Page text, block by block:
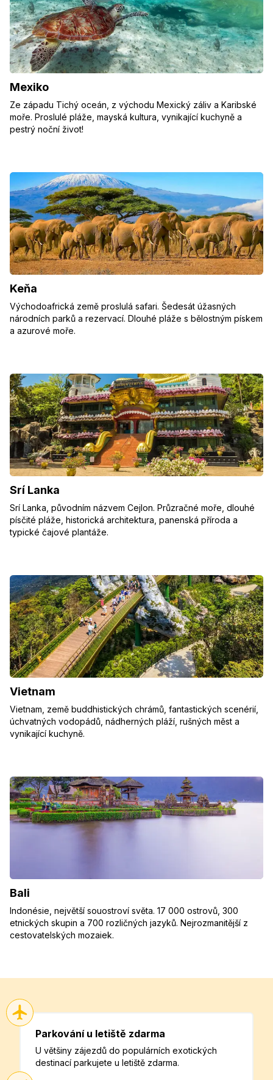
Mexiko
Ze západu Tichý oceán, z východu Mexický záliv a Karibské
moře. Proslulé pláže, mayská kultura, vynikající kuchyně a
pestrý noční život!
Keňa
Východoafrická země proslulá safari. Šedesát úžasných
národních parků a rezervací. Dlouhé pláže s bělostným pískem
a azurové moře.
Srí Lanka
Srí Lanka, původním názvem Cejlon. Průzračné moře, dlouhé
písčité pláže, historická architektura, panenská příroda a
typické čajové plantáže.
Vietnam
Vietnam, země buddhistických chrámů, fantastických scenérií,
úchvatných vodopádů, nádherných pláží, rušných měst a
vynikající kuchyně.
Bali
Indonésie, největší souostroví světa. 17 000 ostrovů, 300
etnických skupin a 700 rozličných jazyků. Nejrozmanitější z
cestovatelských mozaiek.
Parkování u letiště zdarma
U většiny zájezdů do populárních exotických
destinací parkujete u letiště zdarma.